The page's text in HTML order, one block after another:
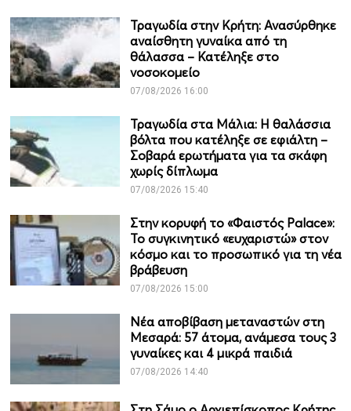
Τραγωδία στην Κρήτη: Ανασύρθηκε
αναίσθητη γυναίκα από τη
θάλασσα – Κατέληξε στο
νοσοκομείο
07/08/2026 16:00
Τραγωδία στα Μάλια: Η θαλάσσια
βόλτα που κατέληξε σε εφιάλτη –
Σοβαρά ερωτήματα για τα σκάφη
χωρίς δίπλωμα
07/08/2026 15:40
Στην κορυφή το «Φαιστός Palace»:
Το συγκινητικό «ευχαριστώ» στον
κόσμο και το προσωπικό για τη νέα
βράβευση
07/08/2026 15:00
Νέα αποβίβαση μεταναστών στη
Μεσαρά: 57 άτομα, ανάμεσα τους 3
γυναίκες και 4 μικρά παιδιά
07/08/2026 14:40